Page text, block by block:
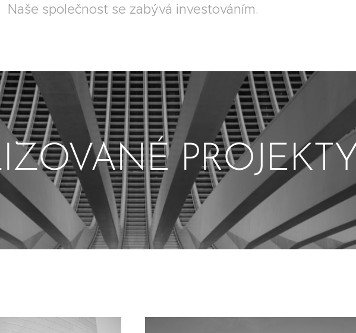
Naše společnost se zabývá investováním.
PROJEKTY